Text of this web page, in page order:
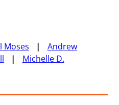
Moses
Andrew
Michelle D.